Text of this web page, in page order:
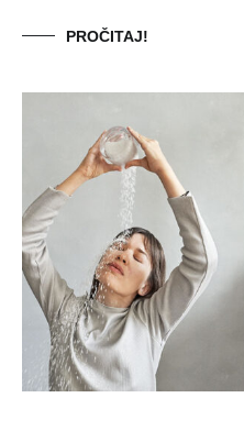
PROČITAJ!